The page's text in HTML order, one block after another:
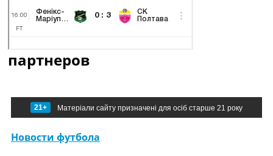
партнеров
21+ Матеріали сайту призначені для осіб старше 21 року
Новости футбола